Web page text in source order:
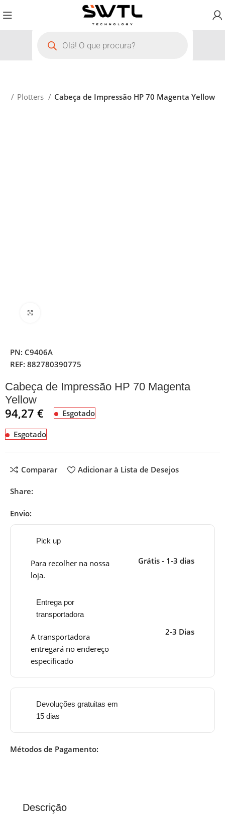
Plotters Cabeça de Impressão HP 70 Magenta Yellow
PN: C9406A
REF:882780390775
Cabeça de Impressão HP 70 Magenta
Yellow
94,27€ Esgotado
Esgotado
Comparar Adicionar à Lista de Desejos
Share:
Envio:
Pick up
Para recolher na nossa
loja.
Grátis - 1-3 dias
Entrega por
transportadora
A transportadora
entregará no endereço
especificado
2-3 Dias
Devoluções gratuitas em
15 dias
Métodos de Pagamento:
Descrição